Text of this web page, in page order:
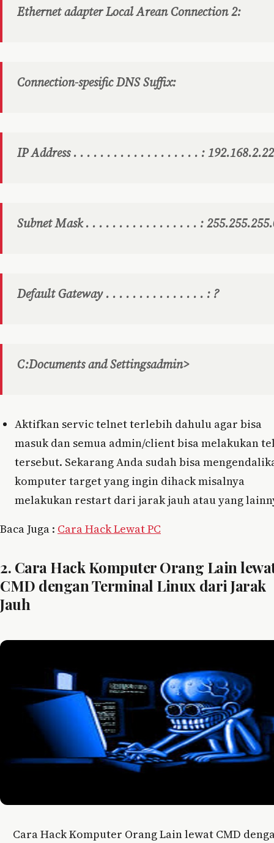
Ethernet adapter Local Arean Connection 2:
Connection-spesific DNS Suffix:
IP Address . . . . . . . . . . . . . . . . . . . : 192.168.2.22
Subnet Mask . . . . . . . . . . . . . . . . . :
Default Gateway . . . . . . . . . . . . . . . : ?
C:Documents and Settingsadmin>
Aktifkan servic telnet terlebih dahulu agar bisa
masuk dan semua admin/client bisa melakukan
tersebut. Sekarang Anda sudah bisa
komputer target yang ingin dihack misalnya
melakukan restart dari jarak jauh atau yang
Baca Juga : Cara Hack Lewat PC
2. Cara Hack Komputer Orang Lain
CMD dengan Terminal Linux dari Jarak
Jauh
Cara Hack Komputer Orang Lain lewat CMD